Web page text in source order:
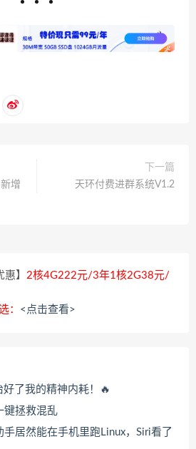
增
下一篇
天环付费进群系统V1.2
】 2核4G222元/3年1核2G38元/
： <点击查看>
了我的精神内耗！🔥
键拯救混乱
居然能在手机里跑Linux，Siri看了